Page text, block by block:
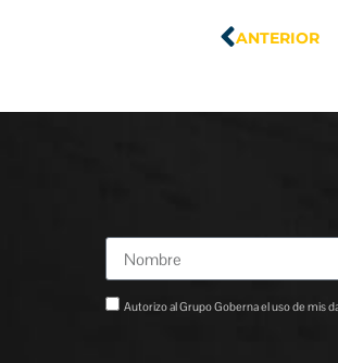
ANTERIOR
Autorizo al Grupo Goberna el uso de mis